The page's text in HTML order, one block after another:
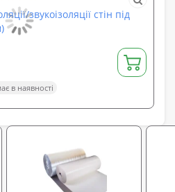
звукоізоляції стін під
в наявності